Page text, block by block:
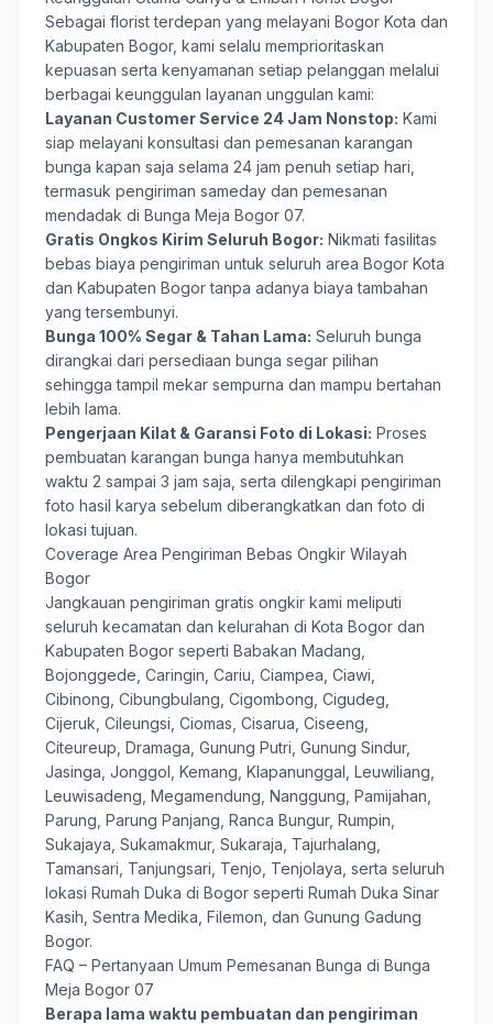
Sebagai florist terdepan yang melayani Bogor Kota dan
Kabupaten Bogor, kami selalu memprioritaskan
kepuasan serta kenyamanan setiap pelanggan melalui
berbagai keunggulan layanan unggulan kami:
Layanan Customer Service 24 Jam Nonstop: Kami
siap melayani konsultasi dan pemesanan karangan
bunga kapan saja selama 24 jam penuh setiap hari,
termasuk pengiriman sameday dan pemesanan
mendadak di Bunga Meja Bogor 07.
Gratis Ongkos Kirim Seluruh Bogor: Nikmati fasilitas
bebas biaya pengiriman untuk seluruh area Bogor Kota
dan Kabupaten Bogor tanpa adanya biaya tambahan
yang tersembunyi.
Bunga 100% Segar & Tahan Lama: Seluruh bunga
dirangkai dari persediaan bunga segar pilihan
sehingga tampil mekar sempurna dan mampu bertahan
lebih lama.
Pengerjaan Kilat & Garansi Foto di Lokasi: Proses
pembuatan karangan bunga hanya membutuhkan
waktu 2 sampai 3 jam saja, serta dilengkapi pengiriman
foto hasil karya sebelum diberangkatkan dan foto di
lokasi tujuan.
Coverage Area Pengiriman Bebas Ongkir Wilayah
Bogor
Jangkauan pengiriman gratis ongkir kami meliputi
seluruh kecamatan dan kelurahan di Kota Bogor dan
Kabupaten Bogor seperti Babakan Madang,
Bojonggede, Caringin, Cariu, Ciampea, Ciawi,
Cibinong, Cibungbulang, Cigombong, Cigudeg,
Cijeruk, Cileungsi, Ciomas, Cisarua, Ciseeng,
Citeureup, Dramaga, Gunung Putri, Gunung Sindur,
Jasinga, Jonggol, Kemang, Klapanunggal, Leuwiliang,
Leuwisadeng, Megamendung, Nanggung, Pamijahan,
Parung, Parung Panjang, Ranca Bungur, Rumpin,
Sukajaya, Sukamakmur, Sukaraja, Tajurhalang,
Tamansari, Tanjungsari, Tenjo, Tenjolaya, serta seluruh
lokasi Rumah Duka di Bogor seperti Rumah Duka Sinar
Kasih, Sentra Medika, Filemon, dan Gunung Gadung
Bogor.
FAQ – Pertanyaan Umum Pemesanan Bunga di Bunga
Meja Bogor 07
Berapa lama waktu pembuatan dan pengiriman